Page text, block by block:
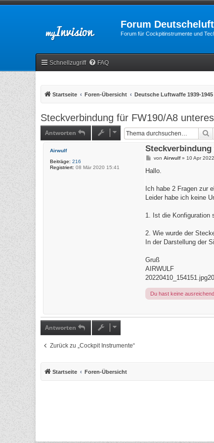
Forum
Forum für Cockpitinstrumente und
Schnellzugriff FAQ
Startseite Foren-Übersicht Deutsche Luftwaffe 1939-1945
Steckverbindung für FW190/A8
Antworten
Airwulf
Beiträge: 216
Registriert: 08 Mär 2020 15:41
Steckverbindung
B
i
a
von Airwulf» 10 Apr
Hallo.
Ich habe 2 Fragen zur
Leider habe ich keine
1. Ist die Konfiguration
2. Wie wurde der
In der Darstellung der
Gruß
AIRWULF
20220410_154151.jpg
Du hast keine
Antworten
Zurück zu „Cockpit Instrumente“
Startseite Foren-Übersicht